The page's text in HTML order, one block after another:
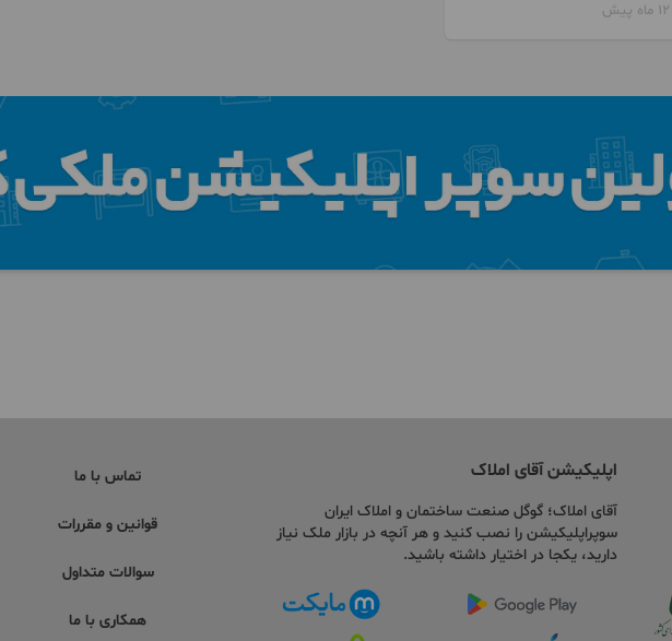
اپلیکیشن آقای املاک
آقای املاک؛ گوگل صنعت ساختمان و املاک ایران
سوپراپلیکیشن را نصب کنید و هر آنچه در بازار ملک نیاز
دارید، یکجا در اختیار داشته باشید.
تماس با ما
قوانین و مقررات
سوالات متداول
همکاری با ما